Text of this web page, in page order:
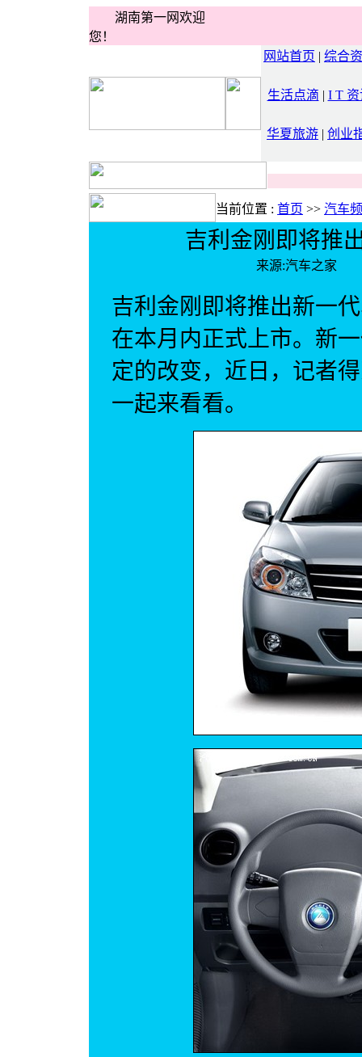
湖南第一网欢迎
您！
网站首页 | 综合
生活点滴 | I T 资
华夏旅游 | 创业
当前位置 : 首页 >> 汽车
吉利金刚即将推
来源:汽车
吉利金刚即将推出新一
在本月内正式上市。新
定的改变，近日，记者
一起来看看。